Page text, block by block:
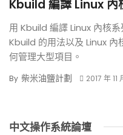
Kbuild 編譯 Linux 內
用 Kbuild 編譯 Linux 內核
Kbuild 的用法以及 Linux
何管理大型項目。
By 柴米油鹽計劃 2017 年 11
中文操作系統論壇